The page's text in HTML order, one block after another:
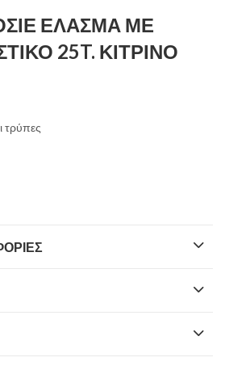
ΕΛΑΣΜΑ ΜΕ
25T. ΚΙΤΡΙΝΟ
τρύπες